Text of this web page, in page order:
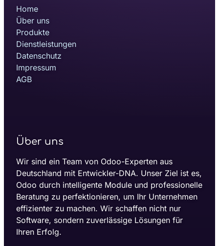
Home
Über uns
Produkte
Dienstleistungen
Datenschutz
Impressum
AGB
Über uns
Wir sind ein Team von Odoo-Experten aus
Deutschland mit Entwickler-DNA. Unser Ziel ist es,
Odoo durch intelligente Module und professionelle
Beratung zu perfektionieren, um Ihr Unternehmen
effizienter zu machen. Wir schaffen nicht nur
Software, sondern zuverlässige Lösungen für
Ihren Erfolg.